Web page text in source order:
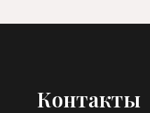
Контакты